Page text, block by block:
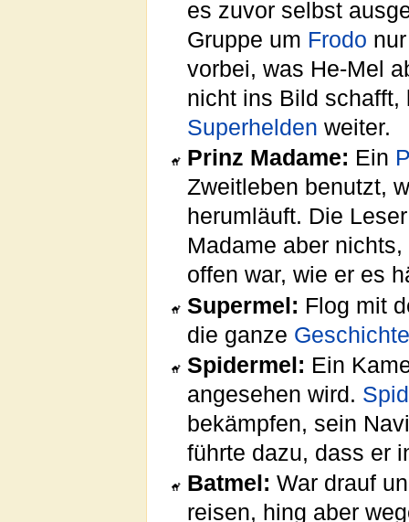
es zuvor selbst
Gruppe um Frodo
vorbei, was He-Mel
nicht ins Bild schafft,
Superhelden weiter.
Prinz Madame: Ein
Zweitleben benutzt,
herumläuft. Die
Madame aber
offen war, wie er es
Supermel: Flog mit
die ganze
Spidermel: Ein
angesehen wird.
bekämpfen, sein
führte dazu, dass er
Batmel: War drauf
reisen, hing aber